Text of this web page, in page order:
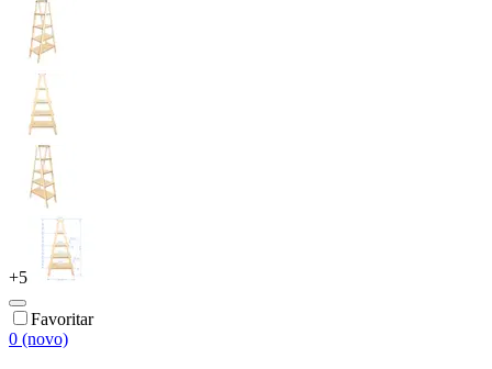
+5
Favoritar
0 (novo)